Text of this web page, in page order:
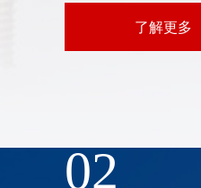
了解更多
02